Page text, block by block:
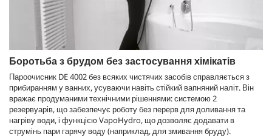
Боротьба з брудом без застосування хімікатів
Пароочисник DE 4002 без всяких чистячих засобів справляється з
прибиранням у ванних, усуваючи навіть стійкий вапняний наліт. Він
вражає продуманими технічними рішеннями: системою 2
резервуарів, що забезпечує роботу без перерв для доливання та
нагріву води, і функцієюVapoHydro, що дозволяє додавати в
струмінь пари гарячу воду (наприклад, для змивання бруду).